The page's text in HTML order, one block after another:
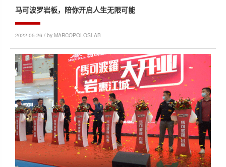
马可波罗岩板，陪你开启人生无限可能
2022-05-26 / by MARCOPOLOSLAB